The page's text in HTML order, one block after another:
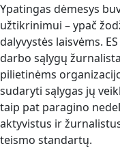
Ypatingas dėmesys
užtikrinimui – ypač
dalyvystės laisvėms.
darbo sąlygų
pilietinėms
sudaryti sąlygas jų
taip pat paragino
aktyvistus ir
teismo standartų.